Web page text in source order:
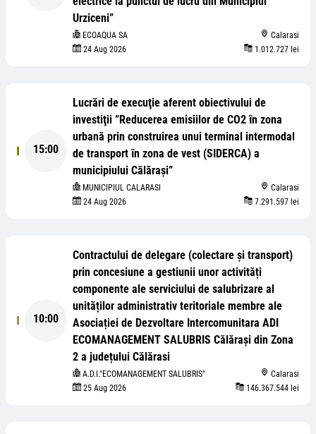
Urziceni”
ECOAQUA SA
Calarasi
24 Aug 2026
1.012.727 lei
15:00
Lucrări de execuţie aferent obiectivului de
investiţii ”Reducerea emisiilor de CO2 ȋn zona
urbană prin construirea unui terminal intermodal
de transport ȋn zona de vest (SIDERCA) a
municipiului Călăraşi”
MUNICIPIUL CALARASI
Calarasi
24 Aug 2026
7.291.597 lei
10:00
Contractului de delegare (colectare și transport)
prin concesiune a gestiunii unor activități
componente ale serviciului de salubrizare al
unităților administrativ teritoriale membre ale
Asociației de Dezvoltare Intercomunitara ADI
ECOMANAGEMENT SALUBRIS Călărași din Zona
2 a județului Călărasi
A.D.I."ECOMANAGEMENT SALUBRIS"
Calarasi
25 Aug 2026
146.367.544 lei